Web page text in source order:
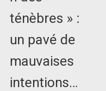
ténèbres » :
un pavé de
mauvaises
intentions…